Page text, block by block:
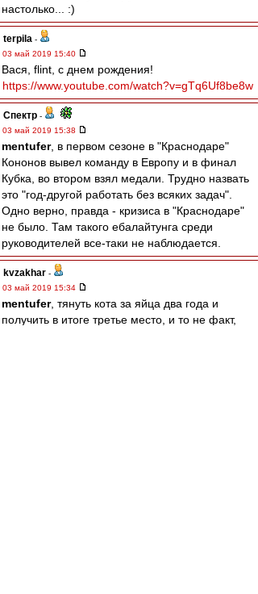
настолько... :)
terpila -
03 май 2019 15:40
Вася, flint, с днем рождения!
https://www.youtube.com/watch?v=gTq6Uf8be8w
Спектр -
03 май 2019 15:38
mentufer, в первом сезоне в "Краснодаре"
Кононов вывел команду в Европу и в финал
Кубка, во втором взял медали. Трудно назвать
это "год-другой работать без всяких задач".
Одно верно, правда - кризиса в "Краснодаре"
не было. Там такого ебалайтунга среди
руководителей все-таки не наблюдается.
kvzakhar -
03 май 2019 15:34
mentufer, тянуть кота за яйца два года и
получить в итоге третье место, и то не факт,